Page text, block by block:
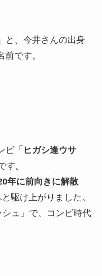
と、今井さんの出身
です。
ビ「ヒガシ逢ウサ
す。
年に前向きに解散
駆け上がりました。
ュ」で、コンビ時代